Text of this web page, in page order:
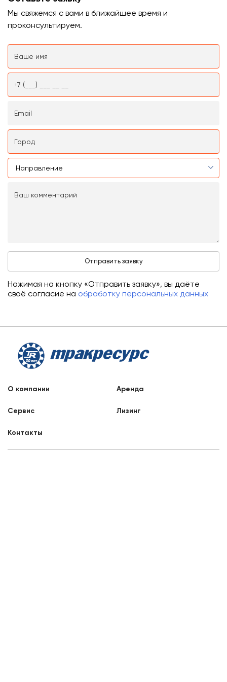
Мы свяжемся с вами в ближайшее время и
проконсультируем.
Нажимая на кнопку «Отправить заявку», вы даёте
своё согласие на обработку персональных данных
О компании Аренда
Сервис Лизинг
Контакты